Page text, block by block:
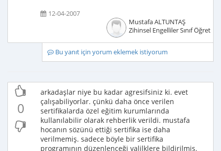
12-04-2007
Mustafa ALTUNTAŞ
Zihinsel Engelliler Sınıf
Bu yanıt için yorum eklemek istiyorum
0
arkadaşlar niye bu kadar agresifsiniz ki. evet
çalışabiliyorlar. çünkü daha önce verilen
sertifikalarda özel eğitim kurumlarında
kullanılabilir olarak rehberlik verildi. mustafa
hocanın sözünü ettiği sertifika ise daha
verilmemiş. sadece böyle bir sertifika
programının düzenlenceği valilklere bildirilmiş.